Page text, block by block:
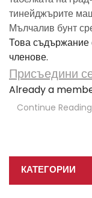
тинейджърите
Мълчалив бунт
Това
членове.
Присъедини
Already a
Continue Reading
КАТЕГОРИИ